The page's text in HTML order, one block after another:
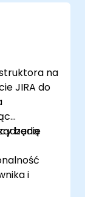
analiz i
na
JIRA do
będą
i